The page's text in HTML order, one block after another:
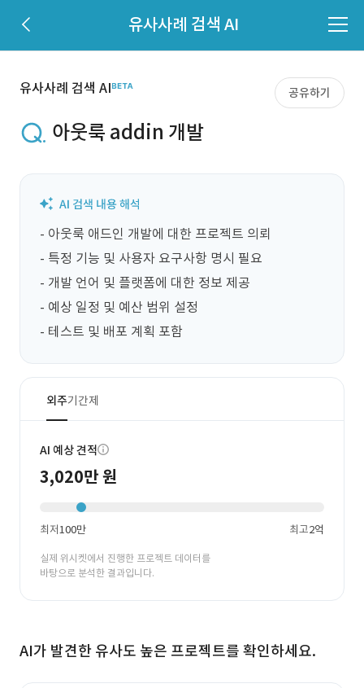
유사사례 검색 AI
유사사례 검색 AI 공유하기
아웃룩 addin 개발
- 아웃룩 애드인 개발에 대한 프로젝트 의뢰
- 특정 기능 및 사용자 요구사항 명시 필요
- 개발 언어 및 플랫폼에 대한 정보 제공
- 예상 일정 및 예산 범위 설정
- 테스트 및 배포 계획 포함
외주기간제
AI 예상 견적
3,020만 원
최저100만 최고2억
실제 위시켓에서 진행한 프로젝트 데이터를
바탕으로 분석한 결과입니다.
AI가 발견한 유사도 높은 프로젝트를 확인하세요.